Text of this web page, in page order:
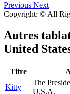
Previous Next
Copyright: © All
Autres
United
Titre
Kitty
The
U.S.A.